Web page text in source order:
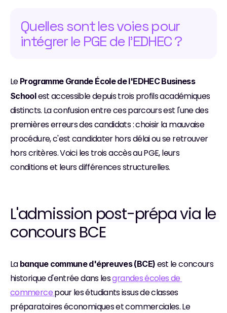
Quelles sont les voies pour
intégrer le PGE de l'EDHEC ?
Le Programme Grande École de l'EDHEC Business
School est accessible depuis trois profils académiques
distincts. La confusion entre ces parcours est l'une des
premières erreurs des candidats : choisir la mauvaise
procédure, c'est candidater hors délai ou se retrouver
hors critères. Voici les trois accès au PGE, leurs
conditions et leurs différences structurelles.
L'admission post-prépa via le
concours BCE
La banque commune d'épreuves (BCE) est le concours
historique d'entrée dans les grandes écoles de
commerce pour les étudiants issus de classes
préparatoires économiques et commerciales. Le